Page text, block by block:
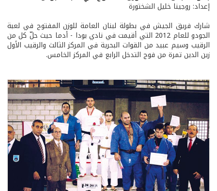
إعداد: روجينا خليل الشختورة
شارك فريق الجيش في بطولة لبنان العامة للوزن المفتوح في لعبة
الجودو للعام 2012 التي أقيمت في نادي بودا - أدما حيث حلّ كل من
الرقيب وسيم عبيد من القوات البحرية في المركز الثالث والرقيب الأول
زين الدين تمرة من فوج التدخل الرابع في المركز الخامس.